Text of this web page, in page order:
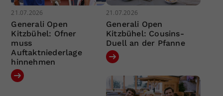
21.07.2026
Generali Open
Kitzbühel: Ofner
muss
Auftaktniederlage
hinnehmen
21.07.2026
Generali Open
Kitzbühel: Cousins-
Duell an der Pfanne